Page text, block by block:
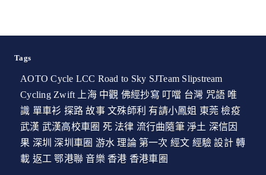
Tags
AOTO Cycle LCC Road to Sky SJTeam Slipstream
Cycling Zwift 上海 中觀 佛經抄寫 叮噹 台灣 咒語 唯
識 單車衫 探路 故事 文殊師利 有請小鳳姐 東莞 檢疫
武漢 武漢高校車圈 死 法律 流行曲隨筆 淨土 深信因
果 深圳 深圳車圈 游水 理論 第一次 經文 經驗 設計 轉
載 返工 鄂港聯 音樂 香港 香港車圈